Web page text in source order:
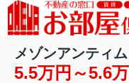
メゾンアンティム
5.5万円～5.6